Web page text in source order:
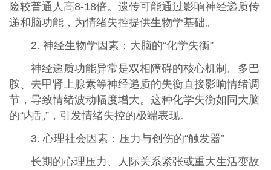
险较普通人高8-18倍。遗传可能通过影响神经递质传
递和脑功能，为情绪失控提供生物学基础。
2. 神经生物学因素：大脑的“化学失衡”
神经递质功能异常是双相障碍的核心机制。多巴
胺、去甲肾上腺素等神经递质的失衡直接影响情绪调
节，导致情绪波动幅度增大。这种化学失衡如同大脑
的“内乱”，引发情绪失控的极端表现。
3. 心理社会因素：压力与创伤的“触发器”
长期的心理压力、人际关系紧张或重大生活变故